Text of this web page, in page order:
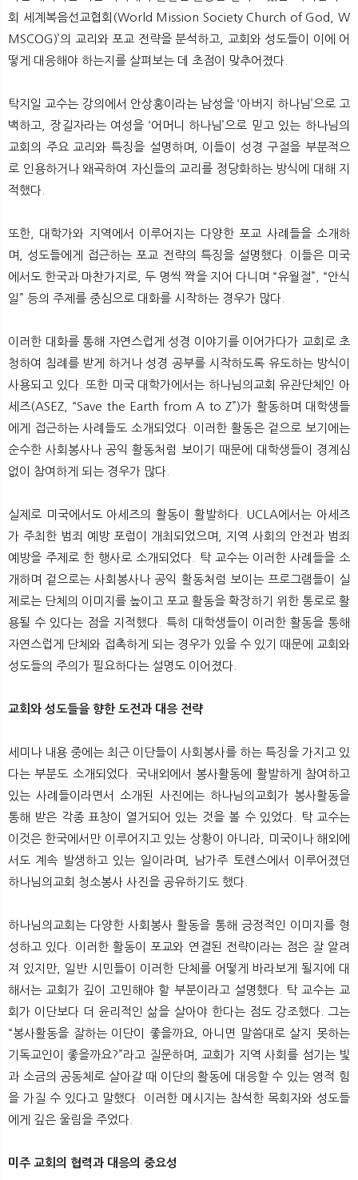
회 세계복음선교협회(World Mission Society Church of God, W
MSCOG)’의 교리와 포교 전략을 분석하고, 교회와 성도들이 이에 어
떻게 대응해야 하는지를 살펴보는 데 초점이 맞추어졌다.
탁지일 교수는 강의에서 안상홍이라는 남성을 ‘아버지 하나님’으로 고
백하고, 장길자라는 여성을 ‘어머니 하나님’으로 믿고 있는 하나님의
교회의 주요 교리와 특징을 설명하며, 이들이 성경 구절을 부분적으
로 인용하거나 왜곡하여 자신들의 교리를 정당화하는 방식에 대해 지
적했다.
또한, 대학가와 지역에서 이루어지는 다양한 포교 사례들을 소개하
며, 성도들에게 접근하는 포교 전략의 특징을 설명했다. 이들은 미국
에서도 한국과 마찬가지로, 두 명씩 짝을 지어 다니며 “유월절”, “안식
일” 등의 주제를 중심으로 대화를 시작하는 경우가 많다.
이러한 대화를 통해 자연스럽게 성경 이야기를 이어가다가 교회로 초
청하여 침례를 받게 하거나 성경 공부를 시작하도록 유도하는 방식이
사용되고 있다. 또한 미국 대학가에서는 하나님의교회 유관단체인 아
세즈(ASEZ, “Save the Earth from A to Z”)가 활동하며 대학생들
에게 접근하는 사례들도 소개되었다. 이러한 활동은 겉으로 보기에는
순수한 사회봉사나 공익 활동처럼 보이기 때문에 대학생들이 경계심
없이 참여하게 되는 경우가 많다.
실제로 미국에서도 아세즈의 활동이 활발하다. UCLA에서는 아세즈
가 주최한 범죄 예방 포럼이 개최되었으며, 지역 사회의 안전과 범죄
예방을 주제로 한 행사로 소개되었다. 탁 교수는 이러한 사례들을 소
개하며 겉으로는 사회봉사나 공익 활동처럼 보이는 프로그램들이 실
제로는 단체의 이미지를 높이고 포교 활동을 확장하기 위한 통로로 활
용될 수 있다는 점을 지적했다. 특히 대학생들이 이러한 활동을 통해
자연스럽게 단체와 접촉하게 되는 경우가 있을 수 있기 때문에 교회와
성도들의 주의가 필요하다는 설명도 이어졌다.
교회와 성도들을 향한 도전과 대응 전략
세미나 내용 중에는 최근 이단들이 사회봉사를 하는 특징을 가지고 있
다는 부분도 소개되었다. 국내외에서 봉사활동에 활발하게 참여하고
있는 사례들이라면서 소개된 사진에는 하나님의교회가 봉사활동을
통해 받은 각종 표창이 열거되어 있는 것을 볼 수 있었다. 탁 교수는
이것은 한국에서만 이루어지고 있는 상황이 아니라, 미국이나 해외에
서도 계속 발생하고 있는 일이라며, 남가주 토렌스에서 이루어졌던
하나님의교회 청소봉사 사진을 공유하기도 했다.
하나님의교회는 다양한 사회봉사 활동을 통해 긍정적인 이미지를 형
성하고 있다. 이러한 활동이 포교와 연결된 전략이라는 점은 잘 알려
져 있지만, 일반 시민들이 이러한 단체를 어떻게 바라보게 될지에 대
해서는 교회가 깊이 고민해야 할 부분이라고 설명했다. 탁 교수는 교
회가 이단보다 더 윤리적인 삶을 살아야 한다는 점도 강조했다. 그는
“봉사활동을 잘하는 이단이 좋을까요, 아니면 말씀대로 살지 못하는
기독교인이 좋을까요?”라고 질문하며, 교회가 지역 사회를 섬기는 빛
과 소금의 공동체로 살아갈 때 이단의 활동에 대응할 수 있는 영적 힘
을 가질 수 있다고 말했다. 이러한 메시지는 참석한 목회자와 성도들
에게 깊은 울림을 주었다.
미주 교회의 협력과 대응의 중요성